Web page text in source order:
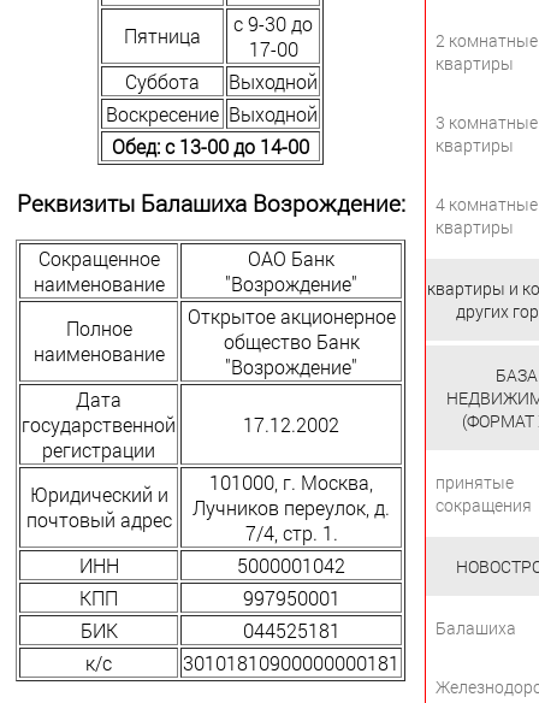
Пятница
с 9-30 до
17-00
Суббота
Выходной
Воскресение Выходной
Обед: с 13-00 до 14-00
Реквизиты Балашиха Возрождение:
Сокращенное
наименование
ОАО Банк
"Возрождение"
Полное
наименование
Открытое акционерное
общество Банк
"Возрождение"
Дата
государственной
регистрации
17.12.2002
Юридический и
почтовый адрес
101000, г. Москва,
Лучников переулок, д.
7/4, стр. 1.
ИНН
5000001042
КПП
997950001
БИК
044525181
к/с
30101810900000000181
2 комнатные
квартиры
3 комнатные
квартиры
4 комнатные
квартиры
квартиры и
других
БАЗА
(ФОРМАТ
принятые
сокращения
Балашиха